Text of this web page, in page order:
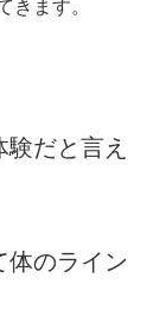
きます。
だと言え
体のライン